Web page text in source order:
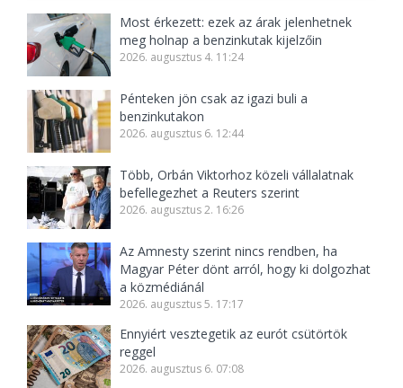
Most érkezett: ezek az árak jelenhetnek
meg holnap a benzinkutak kijelzőin
2026. augusztus 4. 11:24
Pénteken jön csak az igazi buli a
benzinkutakon
2026. augusztus 6. 12:44
Több, Orbán Viktorhoz közeli vállalatnak
befellegezhet a Reuters szerint
2026. augusztus 2. 16:26
Az Amnesty szerint nincs rendben, ha
Magyar Péter dönt arról, hogy ki dolgozhat
a közmédiánál
2026. augusztus 5. 17:17
Ennyiért vesztegetik az eurót csütörtök
reggel
2026. augusztus 6. 07:08